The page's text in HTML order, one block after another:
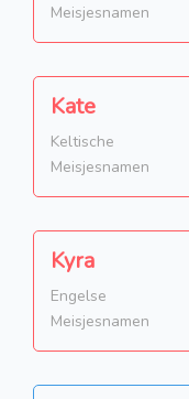
Meisjesnamen
Kate
Keltische
Meisjesnamen
Kyra
Engelse
Meisjesnamen